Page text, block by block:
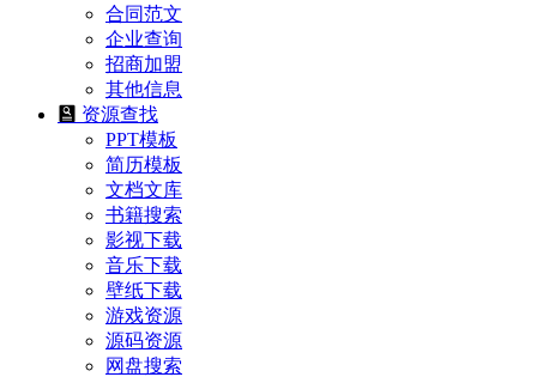
合同范文
企业查询
招商加盟
其他信息
资源查找
PPT模板
简历模板
文档文库
书籍搜索
影视下载
音乐下载
壁纸下载
游戏资源
源码资源
网盘搜索